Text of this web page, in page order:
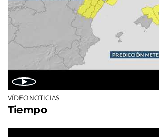
VÍDEO NOTICIAS
Tiempo